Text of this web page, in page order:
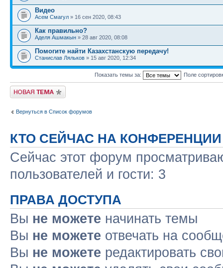
Видео
Асем Смагул » 16 сен 2020, 08:43
Как правильно?
Аделя Ашмакын » 28 авг 2020, 08:08
Помогите найти Казахстанскую передачу!
Станислав Ляльков » 15 авг 2020, 12:34
Показать темы за: Поле
Новая тема
Вернуться в Список форумов
КТО СЕЙЧАС НА КОНФЕРЕНЦИИ
Сейчас этот форум
пользователей и гости: 3
ПРАВА ДОСТУПА
Вы не можете начинать темы
Вы не можете отвечать на
Вы не можете редактировать